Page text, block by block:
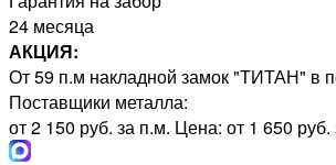
24 месяца
АКЦИЯ:
От 59 п.м накладной замок "ТИТАН" в
Поставщики металла:
от 2 150 руб. за п.м. Цена: от 1 650 руб.